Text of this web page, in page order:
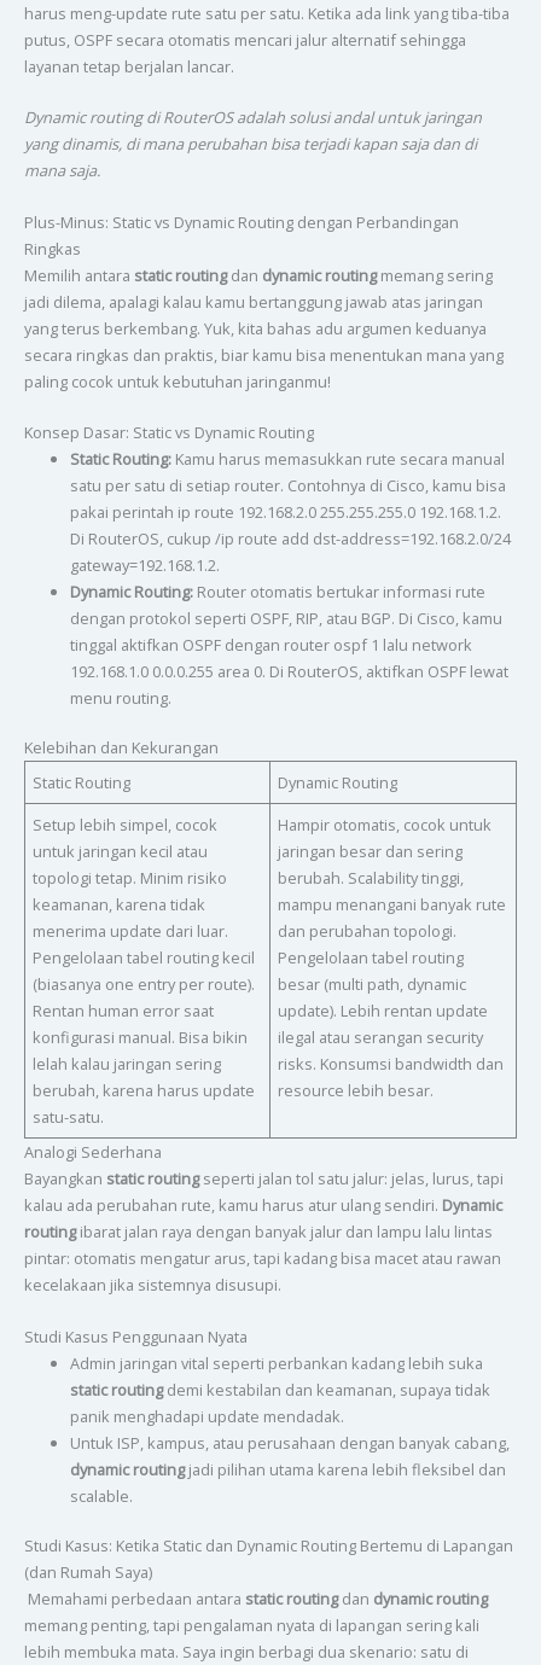
harus meng-update rute satu per satu. Ketika ada link yang tiba-tiba
putus, OSPF secara otomatis mencari jalur alternatif sehingga
layanan tetap berjalan lancar.
Dynamic routing di RouterOS adalah solusi andal untuk jaringan
yang dinamis, di mana perubahan bisa terjadi kapan saja dan di
mana saja.
Plus-Minus: Static vs Dynamic Routing dengan Perbandingan
Ringkas
Memilih antara static routingdan dynamic routingmemang sering
jadi dilema, apalagi kalau kamu bertanggung jawab atas jaringan
yang terus berkembang. Yuk, kita bahas adu argumen keduanya
secara ringkas dan praktis, biar kamu bisa menentukan mana yang
paling cocok untuk kebutuhan jaringanmu!
Konsep Dasar: Static vs Dynamic Routing
Static Routing:Kamu harus memasukkan rute secara manual
satu per satu di setiap router. Contohnya di Cisco, kamu bisa
pakai perintah ip route 192.168.2.0 255.255.255.0 192.168.1.2.
Di RouterOS, cukup /ip route add dst-address=192.168.2.0/24
gateway=192.168.1.2.
Dynamic Routing:Router otomatis bertukar informasi rute
dengan protokol seperti OSPF, RIP, atau BGP. Di Cisco, kamu
tinggal aktifkan OSPF dengan router ospf 1 lalu network
192.168.1.0 0.0.0.255 area 0. Di RouterOS, aktifkan OSPF lewat
menu routing.
Kelebihan dan Kekurangan
Static Routing
Dynamic Routing
Setup lebih simpel, cocok
untuk jaringan kecil atau
topologi tetap. Minim risiko
keamanan, karena tidak
menerima update dari luar.
Pengelolaan tabel routing kecil
(biasanya one entry per route).
Rentan human error saat
konfigurasi manual. Bisa bikin
lelah kalau jaringan sering
berubah, karena harus update
satu-satu.
Hampir otomatis, cocok untuk
jaringan besar dan sering
berubah. Scalability tinggi,
mampu menangani banyak rute
dan perubahan topologi.
Pengelolaan tabel routing
besar (multi path, dynamic
update). Lebih rentan update
ilegal atau serangan security
risks. Konsumsi bandwidth dan
resource lebih besar.
Analogi Sederhana
Bayangkan static routingseperti jalan tol satu jalur: jelas, lurus, tapi
kalau ada perubahan rute, kamu harus atur ulang sendiri. Dynamic
routingibarat jalan raya dengan banyak jalur dan lampu lalu lintas
pintar: otomatis mengatur arus, tapi kadang bisa macet atau rawan
kecelakaan jika sistemnya disusupi.
Studi Kasus Penggunaan Nyata
Admin jaringan vital seperti perbankan kadang lebih suka
static routingdemi kestabilan dan keamanan, supaya tidak
panik menghadapi update mendadak.
Untuk ISP, kampus, atau perusahaan dengan banyak cabang,
dynamic routingjadi pilihan utama karena lebih fleksibel dan
scalable.
Studi Kasus: Ketika Static dan Dynamic Routing Bertemu di Lapangan
(dan Rumah Saya)
Memahami perbedaan antara static routingdan dynamic routing
memang penting, tapi pengalaman nyata di lapangan sering kali
lebih membuka mata. Saya ingin berbagi dua skenario: satu di